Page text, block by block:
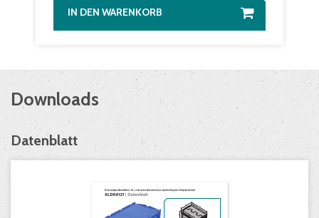
IN DEN WARENKORB
Downloads
Datenblatt